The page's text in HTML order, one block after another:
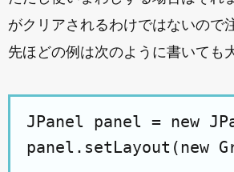
がクリアされるわけではないので
先ほどの例は次のように書いても
JPanel panel = new
panel.setLayout(new